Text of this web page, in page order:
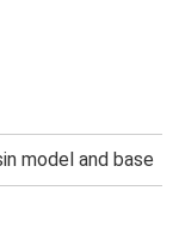
model and base